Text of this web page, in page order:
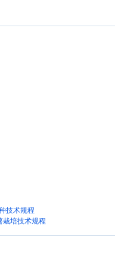
技术规程
栽培技术规程